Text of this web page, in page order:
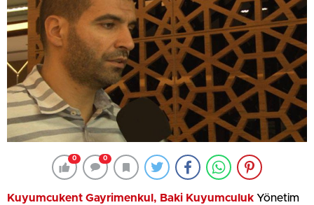
0 0
Kuyumcukent Gayrimenkul, Baki Kuyumculuk Yönetim